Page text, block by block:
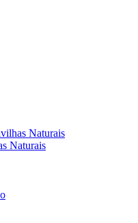
Naturais
Naturais